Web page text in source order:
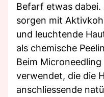
Befarf etwas dabei.
sorgen mit
und leuchtende
als chemische
Beim
verwendet, die die
anschliessende